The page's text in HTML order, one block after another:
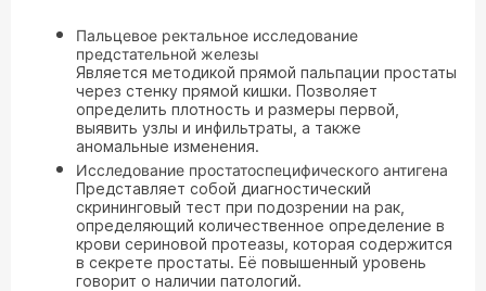
Пальцевое ректальное исследование
предстательной железы
Является методикой прямой пальпации простаты
через стенку прямой кишки. Позволяет
определить плотность и размеры первой,
выявить узлы и инфильтраты, а также
аномальные изменения.
Исследование простатоспецифического антигена
Представляет собой диагностический
скрининговый тест при подозрении на рак,
определяющий количественное определение в
крови сериновой протеазы, которая содержится
в секрете простаты. Её повышенный уровень
говорит о наличии патологий.